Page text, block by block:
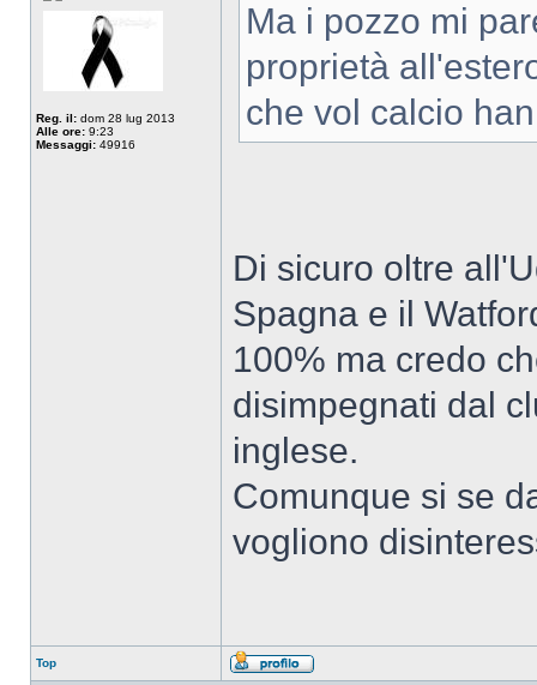
Reg. il: dom 28 lug 2013
Alle ore: 9:23
Messaggi: 49916
Ma i pozzo mi
proprietà
che vol calcio
Di sicuro oltre
Spagna e il
100% ma credo
disimpegnati dal
inglese.
Comunque si se
vogliono
Top